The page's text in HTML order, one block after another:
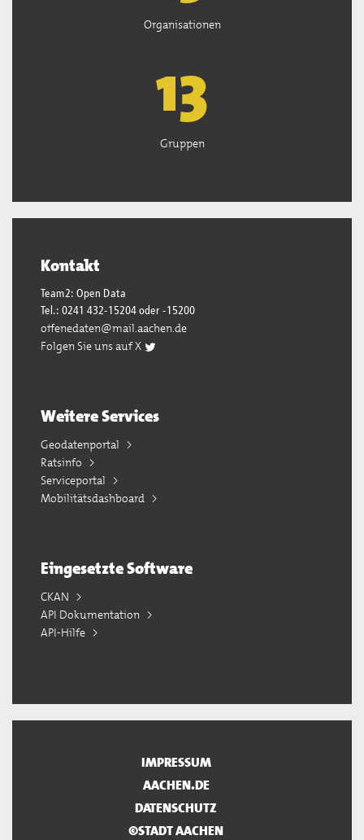
Organisationen
13
Gruppen
Kontakt
Team2: Open Data
Tel.: 0241 432-15204 oder -15200
offenedaten@mail.aachen.de
Folgen Sie uns auf X
Weitere Services
Geodatenportal
Ratsinfo
Serviceportal
Mobilitätsdashboard
Eingesetzte Software
CKAN
API Dokumentation
API-Hilfe
IMPRESSUM
AACHEN.DE
DATENSCHUTZ
©STADT AACHEN